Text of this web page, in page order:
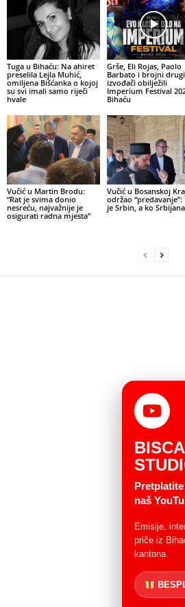
Tuga u Bihaću: Na ahiret
preselila Lejla Muhić,
omiljena Bišćanka o kojoj
su svi imali samo riječi
hvale
Grše, Eli Rojas, Paolo
Barbato i brojni drugi
izvođači obilježili
Imperium Festival
Bihaću
Vučić u Martin Brodu:
“Rat je svima donio
nesreću, najvažnije je
osigurati radna mjesta”
Vučić u Bosanskoj
održao “predavanje”:
je Srbin, a ko
naš
Emisije,
priče iz
kantona.